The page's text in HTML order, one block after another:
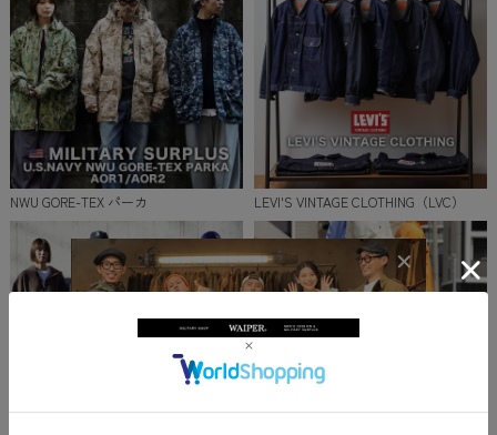
NWU GORE-TEX パーカ LEVI'S VINTAGE CLOTHING（LVC）